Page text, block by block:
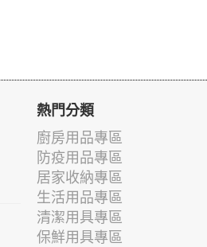
熱門分類
廚房用品專區
防疫用品專區
居家收納專區
生活用品專區
清潔用具專區
保鮮用具專區